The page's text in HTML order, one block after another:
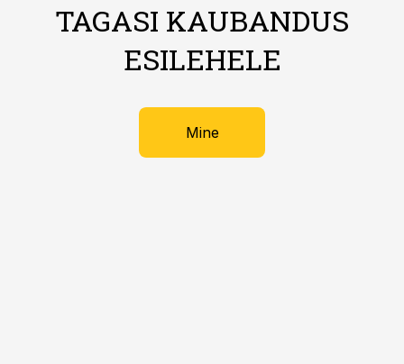
TAGASI KAUBANDUS
ESILEHELE
Mine